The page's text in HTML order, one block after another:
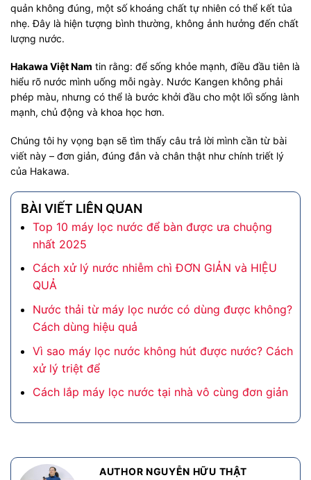
quản không đúng, một số khoáng chất tự nhiên có thể kết tủa
nhẹ. Đây là hiện tượng bình thường, không ảnh hưởng đến chất
lượng nước.
Hakawa Việt Nam tin rằng: để sống khỏe mạnh, điều đầu tiên là
hiểu rõ nước mình uống mỗi ngày. Nước Kangen không phải
phép màu, nhưng có thể là bước khởi đầu cho một lối sống lành
mạnh, chủ động và khoa học hơn.
Chúng tôi hy vọng bạn sẽ tìm thấy câu trả lời mình cần từ bài
viết này – đơn giản, đúng đắn và chân thật như chính triết lý
của Hakawa.
BÀI VIẾT LIÊN QUAN
Top 10 máy lọc nước để bàn được ưa chuộng
nhất 2025
Cách xử lý nước nhiễm chì ĐƠN GIẢN và HIỆU
QUẢ
Nước thải từ máy lọc nước có dùng được không?
Cách dùng hiệu quả
Vì sao máy lọc nước không hút được nước? Cách
xử lý triệt để
Cách lắp máy lọc nước tại nhà vô cùng đơn giản
AUTHOR NGUYỄN HỮU THẬT